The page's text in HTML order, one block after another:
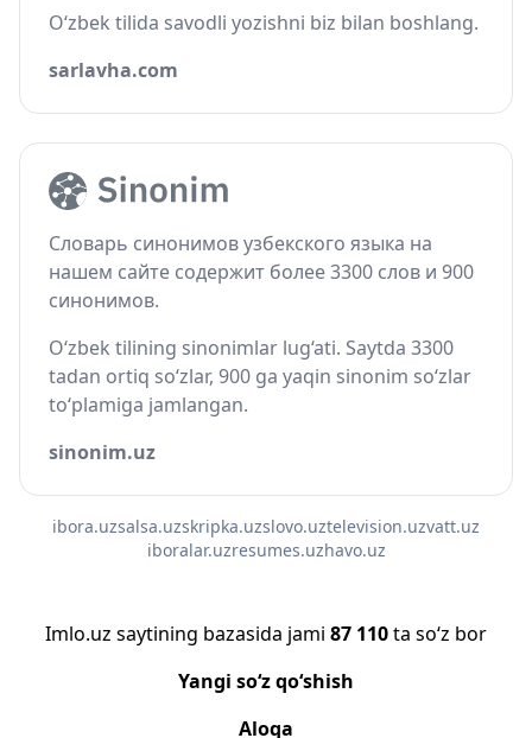
O‘zbek tilida savodli yozishni biz bilan boshlang.
sarlavha.com
Словарь синонимов узбекского языка на
нашем сайте содержит более 3300 слов и 900
синонимов.
O‘zbek tilining sinonimlar lug‘ati. Saytda 3300
tadan ortiq so‘zlar, 900 ga yaqin sinonim so‘zlar
to‘plamiga jamlangan.
sinonim.uz
ibora.uzsalsa.uzskripka.uzslovo.uztelevision.uzvatt.uz
iboralar.uzresumes.uzhavo.uz
Imlo.uz saytining bazasida jami 87 110ta so‘z bor
Yangi so‘z qo‘shish
Aloqa